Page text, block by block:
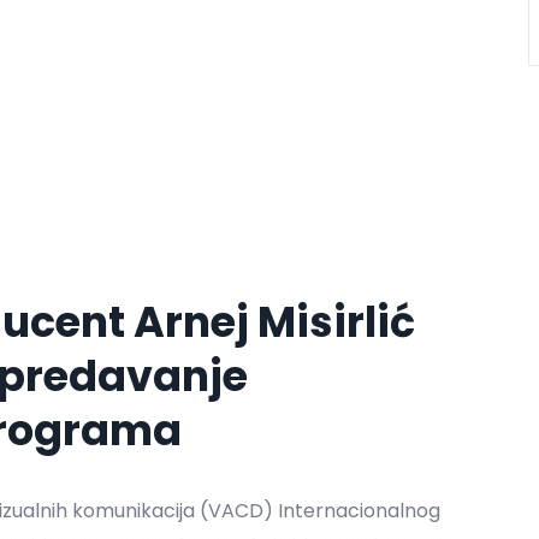
Arnej Misirlić
komunikacija (VACD) Internacionalnog